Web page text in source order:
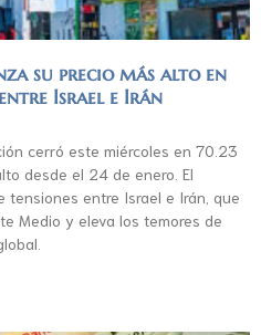
su precio más alto en
Israel e Irán
cerró este miércoles en 70.23
desde el 24 de enero. El
entre Israel e Irán, que
Medio y eleva los temores de